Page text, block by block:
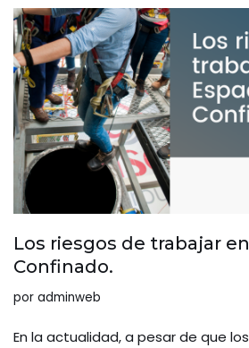
Los riesgos de trabajar
Confinado.
por adminweb
En la actualidad, a pesar de que